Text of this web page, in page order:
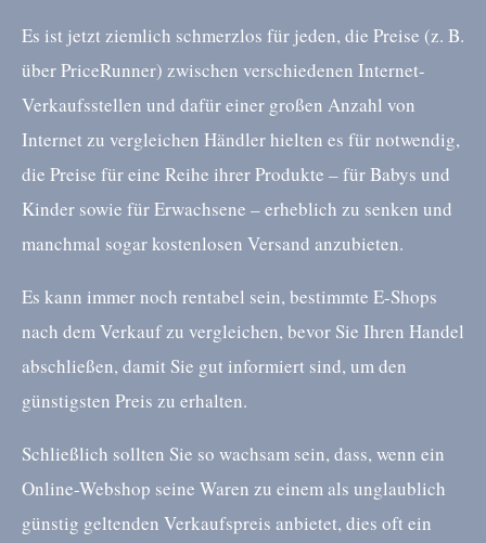
Es ist jetzt ziemlich schmerzlos für jeden, die Preise (z. B.
über PriceRunner) zwischen verschiedenen Internet-
Verkaufsstellen und dafür einer großen Anzahl von
Internet zu vergleichen Händler hielten es für notwendig,
die Preise für eine Reihe ihrer Produkte – für Babys und
Kinder sowie für Erwachsene – erheblich zu senken und
manchmal sogar kostenlosen Versand anzubieten.
Es kann immer noch rentabel sein, bestimmte E-Shops
nach dem Verkauf zu vergleichen, bevor Sie Ihren Handel
abschließen, damit Sie gut informiert sind, um den
günstigsten Preis zu erhalten.
Schließlich sollten Sie so wachsam sein, dass, wenn ein
Online-Webshop seine Waren zu einem als unglaublich
günstig geltenden Verkaufspreis anbietet, dies oft ein